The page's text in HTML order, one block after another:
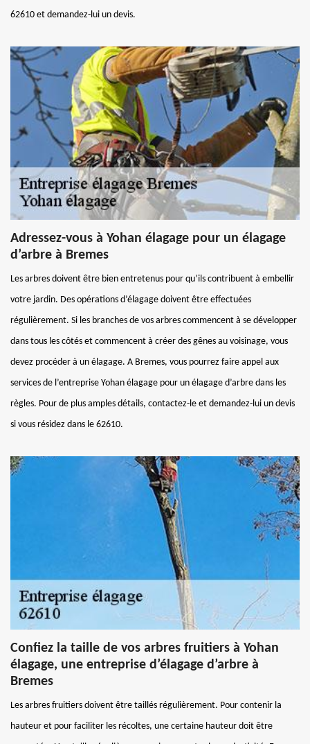
62610 et demandez-lui un devis.
Adressez-vous à Yohan élagage pour un élagage
d’arbre à Bremes
Les arbres doivent être bien entretenus pour qu’ils contribuent à embellir
votre jardin. Des opérations d’élagage doivent être effectuées
régulièrement. Si les branches de vos arbres commencent à se développer
dans tous les côtés et commencent à créer des gênes au voisinage, vous
devez procéder à un élagage. A Bremes, vous pourrez faire appel aux
services de l’entreprise Yohan élagage pour un élagage d’arbre dans les
règles. Pour de plus amples détails, contactez-le et demandez-lui un devis
si vous résidez dans le 62610.
Confiez la taille de vos arbres fruitiers à Yohan
élagage, une entreprise d’élagage d’arbre à
Bremes
Les arbres fruitiers doivent être taillés régulièrement. Pour contenir la
hauteur et pour faciliter les récoltes, une certaine hauteur doit être